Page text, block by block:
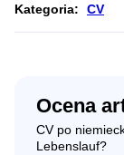
Kategoria: CV
Ocena
CV po
Lebenslauf?